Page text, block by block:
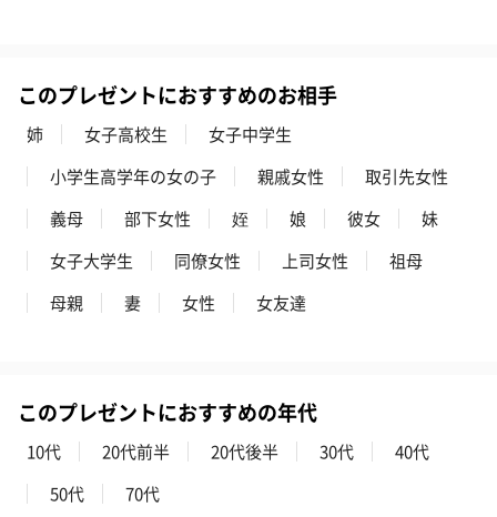
ンセンススティック
（END）（880円）
ンセンススティック
（St.OSMANTHUS）
（880円）
（GRAPE
お酒
※20歳未満の方への酒類の販売はいたしません。
このプレゼントにおすすめのお相手
姉 女子高校生
女子中学生
小学生高学年の女の子
親戚女性
取引先女性
義母
部下女性 姪 娘 彼女
妹
女子大学生
同僚女性 上司女性
祖母
母親
妻 女性 女友達
このプレゼントにおすすめの年代
10代 20代前半 20代後半 30代
40代
50代
70代